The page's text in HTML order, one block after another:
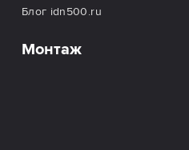
Блог idn500.ru
Монтаж